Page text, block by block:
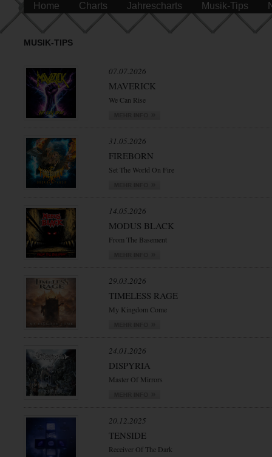
Home Charts Jahrescharts Musik-Tips
MUSIK-TIPS
07.07.2026
MAVERICK
We Can Rise
31.05.2026
FIREBORN
Set The World On Fire
14.05.2026
MODUS BLACK
From The Basement
29.03.2026
TIMELESS RAGE
My Kingdom Come
24.01.2026
DISPYRIA
Master Of Mirrors
20.12.2025
TENSIDE
Receiver Of The Dark